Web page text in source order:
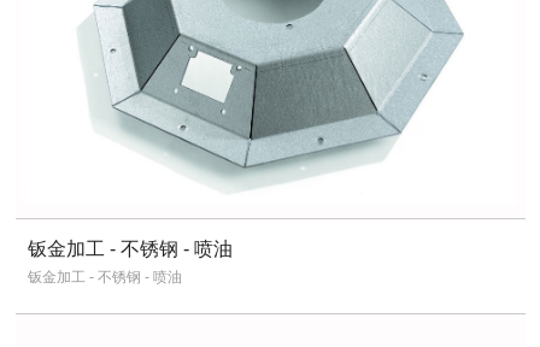
钣金加工 - 不锈钢 - 喷油
钣金加工 - 不锈钢 - 喷油